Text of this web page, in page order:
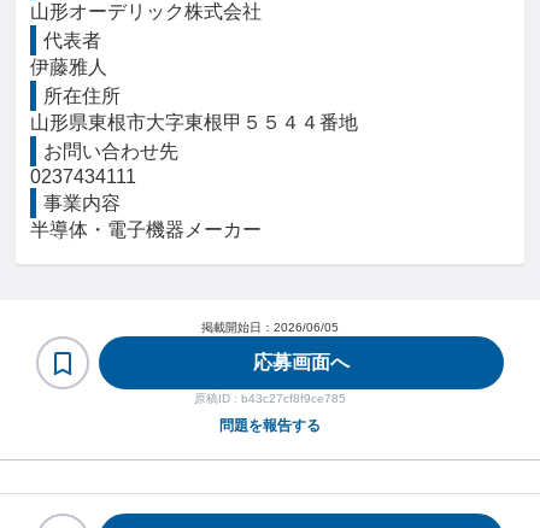
山形オーデリック株式会社
代表者
伊藤雅人
所在住所
山形県東根市大字東根甲５５４４番地
お問い合わせ先
0237434111
事業内容
半導体・電子機器メーカー
掲載開始日： 2026/06/05
応募画面へ
原稿ID : b43c27cf8f9ce785
問題を報告する